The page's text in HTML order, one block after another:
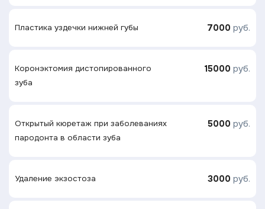
Пластика уздечки нижней губы 7000 руб.
Коронэктомия дистопированного
зуба
15000 руб.
Открытый кюретаж при заболеваниях
пародонта в области зуба
5000 руб.
Удаление экзостоза 3000 руб.